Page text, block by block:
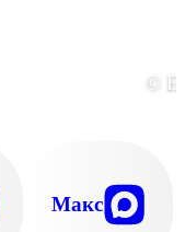
©
Макс